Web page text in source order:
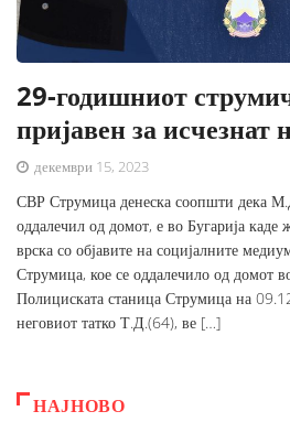
29-годишниот
пријавен за исчезнат
декември 15, 2023
СВР Струмица денеска соопшти дека
оддалечил од домот, е во Бугарија каде
врска со објавите на социјалните
Струмица, кое се оддалечило од домот
Полициската станица Струмица на
неговиот татко Т.Д.(64), ве […]
НАЈНОВО